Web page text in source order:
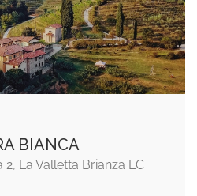
BIANCA
La Valletta Brianza LC